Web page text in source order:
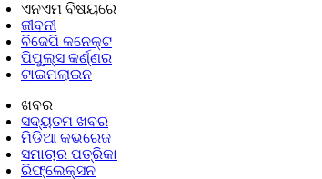
ଏନଏମ ବିଷୟରେ
ଜୀବନୀ
ବିଜେପି କନେକ୍ଟ
ପିପୁଲ୍ସ କର୍ଣ୍ଣର
ଟାଇମଲାଇନ
ଖବର
ସଦ୍ୟତମ ଖବର
ମିଡିଆ କଭରେଜ
ସମାଚାର ପତ୍ରିକା
ରିଫ୍ଲେକ୍ସନ